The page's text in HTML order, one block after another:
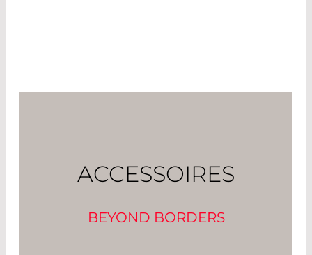
ACCESSOIRES
BEYOND BORDERS